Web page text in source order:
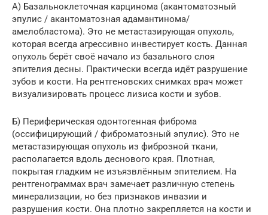
А) Базальноклеточная карцинома (акантоматозный
эпулис / акантоматозная адамантинома/
амелобластома). Это не метастазирующая опухоль,
которая всегда агрессивно инвестирует кость. Данная
опухоль берёт своё начало из базального слоя
эпителия десны. Практически всегда идёт разрушение
зубов и кости. На рентгеновских снимках врач может
визуализировать процесс лизиса кости и зубов.
Б) Периферическая одонтогенная фиброма
(оссифицирующий / фиброматозный эпулис). Это не
метастазирующая опухоль из фиброзной ткани,
располагается вдоль деснового края. Плотная,
покрытая гладким не изъязвлённым эпителием. На
рентгенограммах врач замечает различную степень
минерализации, но без признаков инвазии и
разрушения кости. Она плотно закрепляется на кости и